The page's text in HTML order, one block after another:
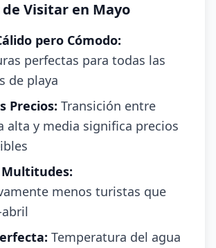
Visitar en Mayo
pero Cómodo:
perfectas para todas las
de playa
Precios: Transición entre
alta y media significa precios
menos turistas que
Temperatura del agua